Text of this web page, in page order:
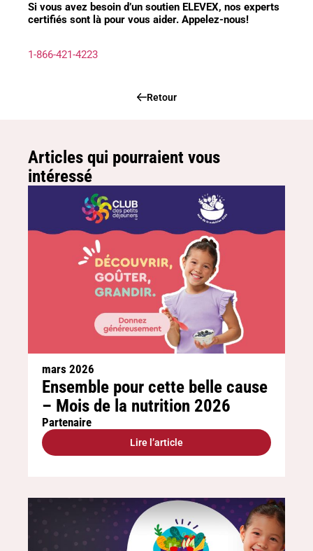
Si vous avez besoin d’un soutien ELEVEX, nos experts
certifiés sont là pour vous aider. Appelez-nous!
1-866-421-4223
Retour
Articles qui pourraient vous
intéressé
mars 2026
Ensemble pour cette belle cause
– Mois de la nutrition 2026
Partenaire
Lire l’article